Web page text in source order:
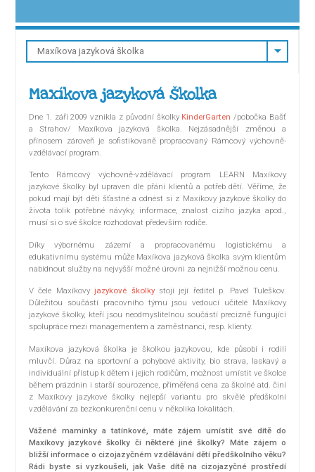
Maxíkova jazyková školka
Dne 1. září 2009 vznikla z původní školky KinderGarten /pobočka Bašť
a Strahov/ Maxíkova jazyková školka. Nejzásadnější změnou a
přínosem zároveň je sofistikovaně propracovaný Rámcový výchovně-
vzdělávací program.
Tento Rámcový výchovně-vzdělávací program LEARN Maxíkovy
jazykové školky byl upraven dle přání klientů a potřeb dětí. Věříme, že
pokud mají být děti šťastné a odnést si z Maxíkovy jazykové školky do
života tolik potřebné návyky, informace, znalost cizího jazyka apod.,
musí si o své školce rozhodovat především rodiče.
Díky výbornému zázemí a propracovanému logistickému a
edukativnímu systému může Maxíkova jazyková školka svým klientům
nabídnout služby na nejvyšší možné úrovni za nejnižší možnou cenu.
V čele Maxíkovy jazykové školkystojí její ředitel p. Pavel Tuleškov.
Důležitou součástí pracovního týmu jsou vedoucí učitelé Maxíkovy
jazykové školky, kteří jsou neodmyslitelnou součástí precizně fungující
spolupráce mezi managementem a zaměstnanci, resp. klienty.
Maxíkova jazyková školka je školkou jazykovou, kde působí i rodilí
mluvčí. Důraz na sportovní a pohybové aktivity, bio strava, laskavý a
individuální přístup k dětem i jejich rodičům, možnost umístit ve školce
během prázdnin i starší sourozence, přiměřená cena za školné atd. činí
z Maxíkovy jazykové školky nejlepší variantu pro skvělé předškolní
vzdělávání za bezkonkurenční cenu v několika lokalitách.
Vážené maminky a tatínkové, máte zájem umístit své dítě do
Maxíkovy jazykové školky či některé jiné školky? Máte zájem o
bližší informace o cizojazyčném vzdělávání dětí předškolního věku?
Rádi byste si vyzkoušeli, jak Vaše dítě na cizojazyčné prostředí